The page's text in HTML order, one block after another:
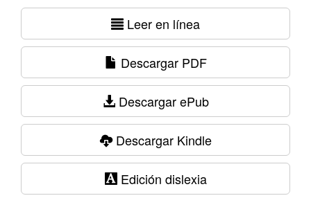
Leer en línea
Descargar PDF
Descargar ePub
Descargar Kindle
Edición dislexia